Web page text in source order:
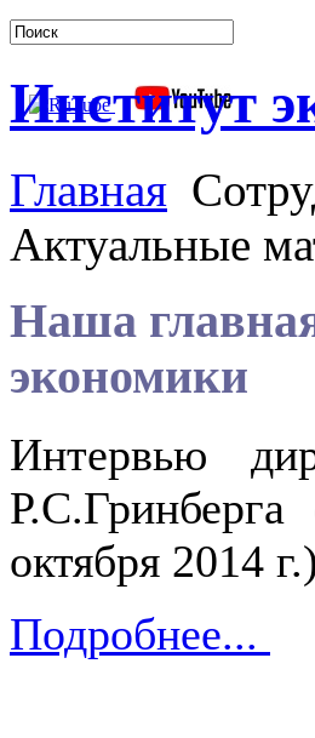
Институт
Главная
Актуальные
Наша
экономики
Интервью
октября 2014 г.)
Подробнее...